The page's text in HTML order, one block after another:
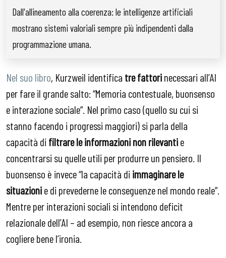
Dall'allineamento alla coerenza: le intelligenze artificiali
mostrano sistemi valoriali sempre più indipendenti dalla
programmazione umana.
Nel suo libro, Kurzweil identifica tre fattorinecessari all’AI
per fare il grande salto: “Memoria contestuale, buonsenso
e interazione sociale”. Nel primo caso (quello su cui si
stanno facendo i progressi maggiori) si parla della
capacità di filtrare le informazioni non rilevantie
concentrarsi su quelle utili per produrre un pensiero. Il
buonsenso è invece “la capacità di immaginare le
situazionie di prevederne le conseguenze nel mondo reale”.
Mentre per interazioni sociali si intendono deficit
relazionale dell’AI – ad esempio, non riesce ancora a
cogliere bene l’ironia.